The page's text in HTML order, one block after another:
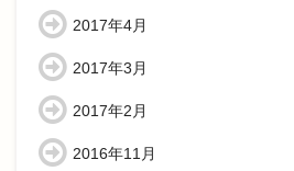
2017年4月
2017年3月
2017年2月
2016年11月